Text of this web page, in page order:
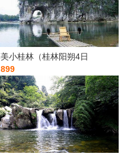
小桂林（桂林阳朔4日
899